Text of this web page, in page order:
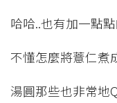
哈哈..也有加一點
不懂怎麼將薏仁煮
湯圓那些也非常地